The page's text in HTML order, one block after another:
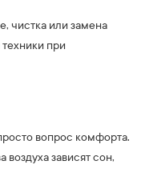
чистка или замена
при
вопрос комфорта.
зависят сон,